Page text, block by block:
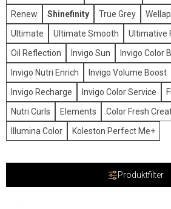
Renew
Shinefinity True Grey
Ultimate
Ultimate Smooth Ultimative
Oil Reflection
Invigo Sun
Invigo Color
Invigo Nutri Enrich
Invigo Volume Boost
Invigo Recharge
Invigo Color Service
Nutri Curls
Elements Color Fresh
Illumina Color
Koleston Perfect Me+
Produktfilter